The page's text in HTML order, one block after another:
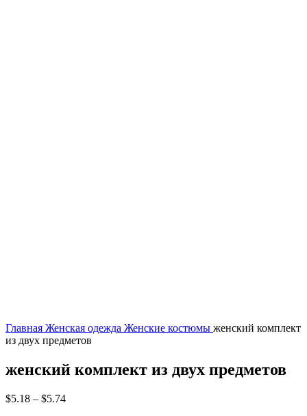
Главная Женская одежда Женские костюмы женский комплект
из двух предметов
женский комплект из двух предметов
$5.18 – $5.74